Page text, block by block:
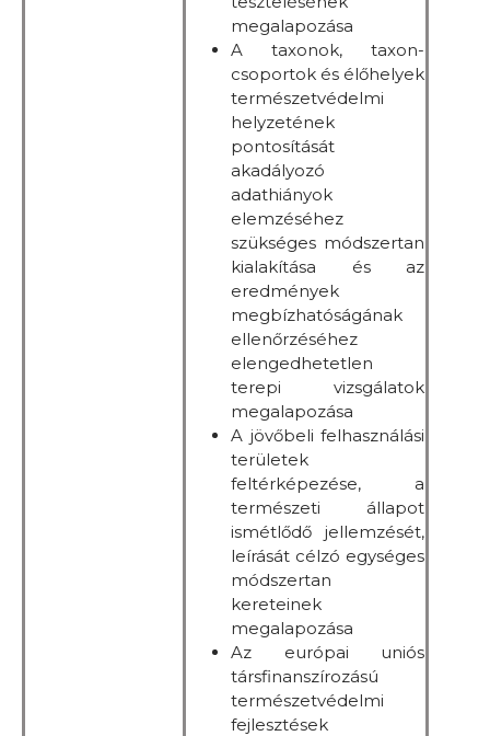
megalapozása
A taxonok, taxon-
csoportok és élőhelyek
természetvédelmi
helyzetének
pontosítását
akadályozó
adathiányok
elemzéséhez
szükséges módszertan
kialakítása és az
eredmények
megbízhatóságának
ellenőrzéséhez
elengedhetetlen
terepi vizsgálatok
megalapozása
A jövőbeli felhasználási
területek
feltérképezése, a
természeti állapot
ismétlődő jellemzését,
leírását célzó egységes
módszertan
kereteinek
megalapozása
Az európai uniós
társfinanszírozású
természetvédelmi
fejlesztések